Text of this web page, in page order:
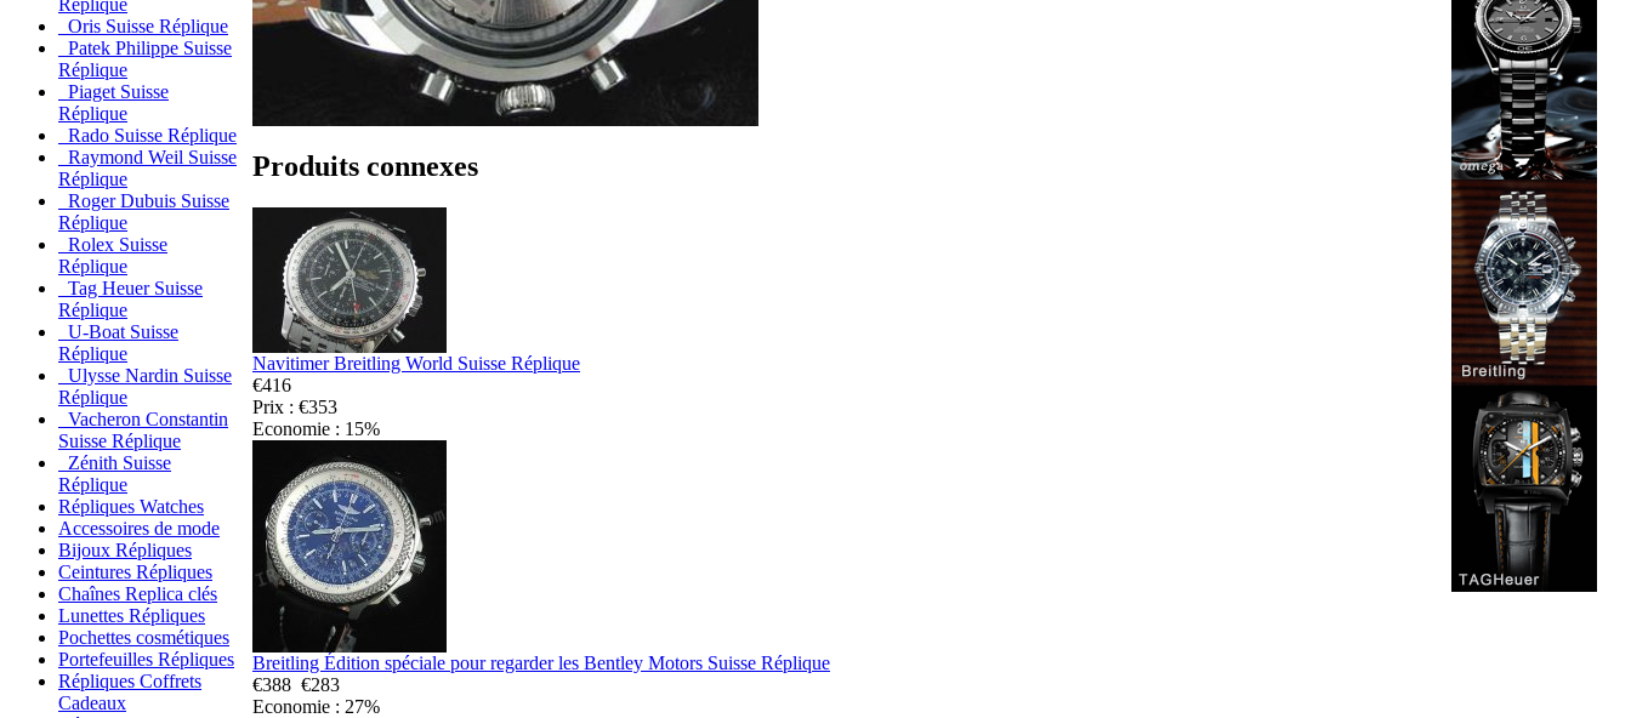
Réplique
Oris Suisse Réplique
Patek Philippe Suisse
Réplique
Piaget Suisse
Réplique
Rado Suisse Réplique
Raymond Weil Suisse
Réplique
Roger Dubuis Suisse
Réplique
Rolex Suisse
Réplique
Tag Heuer Suisse
Réplique
U-Boat Suisse
Réplique
Ulysse Nardin Suisse
Réplique
Vacheron Constantin
Suisse Réplique
Zénith Suisse
Réplique
Répliques Watches
Accessoires de mode
Bijoux Répliques
Ceintures Répliques
Chaînes Replica clés
Lunettes Répliques
Pochettes cosmétiques
Portefeuilles Répliques
Répliques Coffrets
Cadeaux
Produits connexes
Navitimer Breitling World Suisse Réplique
€416
Prix : €353
Economie : 15%
Breitling Édition spéciale pour regarder les Bentley Motors Suisse Réplique
€388 €283
Economie : 27%